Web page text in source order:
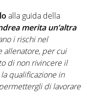
alla guida della
merita un’altra
i rischi nel
allenatore, per cui
di non rivincere il
qualificazione in
di lavorare